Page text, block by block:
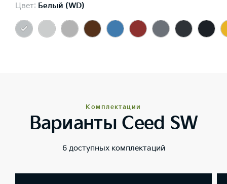
Цвет: Белый (WD)
Комплектации
Варианты Ceed SW
6 доступных комплектаций